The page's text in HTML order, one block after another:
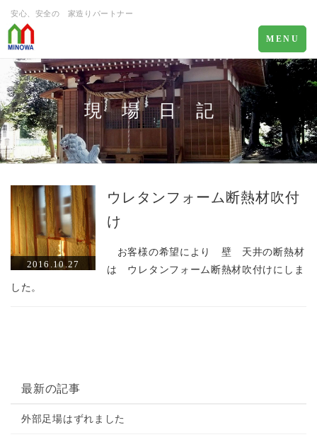
安心、安全の 家造りパートナー
Toggle
navigation
MENU
現 場 日 記
2016.10.27
ウレタンフォーム断熱材吹付
け
お客様の希望により 壁 天井の断熱材
は ウレタンフォーム断熱材吹付けにしま
した。
最新の記事
外部足場はずれました